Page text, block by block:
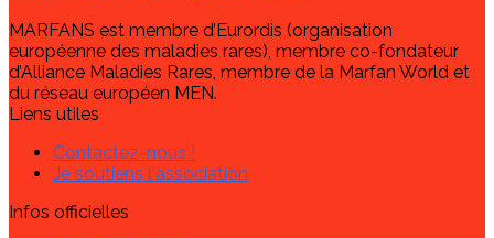
MARFANS est membre d’Eurordis (organisation
européenne des maladies rares), membre co-fondateur
d’Alliance Maladies Rares, membre de la Marfan World et
du réseau européen MEN.
Liens utiles
Contactez-nous !
Je soutiens l'association
Infos officielles